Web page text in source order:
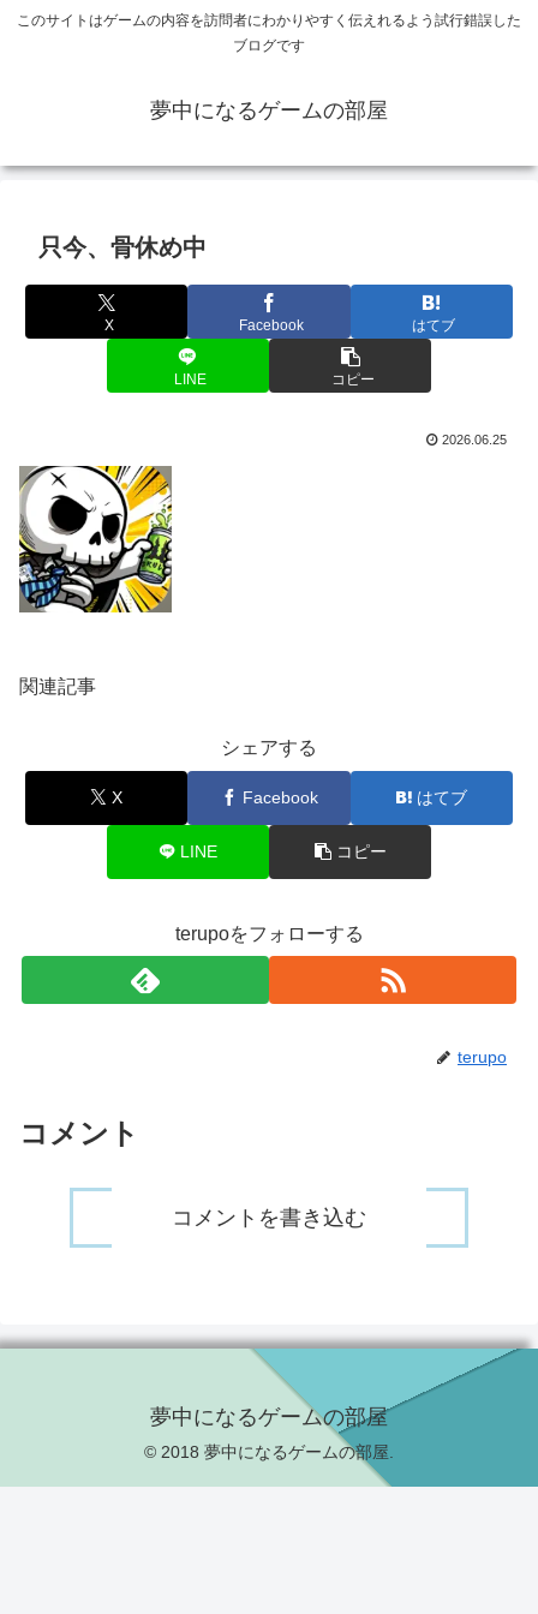
このサイトはゲームの内容を訪問者にわかりやすく伝えれるよう試行錯誤した
ブログです
夢中になるゲームの部屋
只今、骨休め中
X Facebook はてブ
LINE コピー
2026.06.25
関連記事
シェアする
X Facebook はてブ
LINE コピー
terupoをフォローする
terupo
コメント
コメントを書き込む
夢中になるゲームの部屋
© 2018 夢中になるゲームの部屋.